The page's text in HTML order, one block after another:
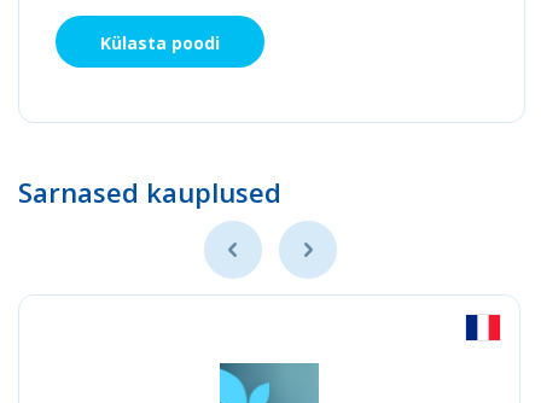
Külasta poodi
Sarnased kauplused